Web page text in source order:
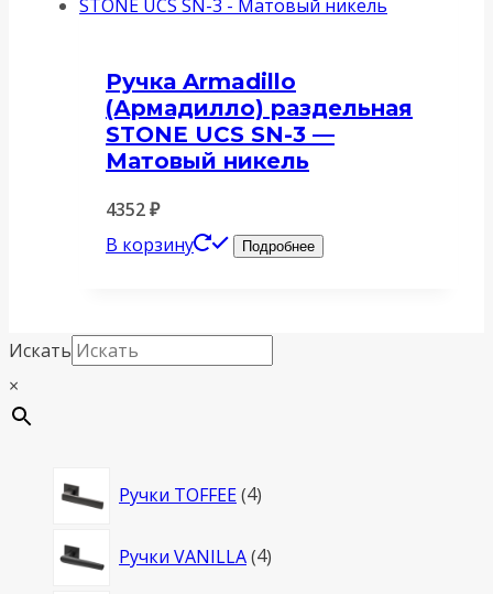
Ручка Armadillo
(Армадилло) раздельная
STONE UCS SN-3 —
Матовый никель
4352₽
В корзину
Подробнее
Искать
×
Ручки TOFFEE 44
Ручки VANILLA 44